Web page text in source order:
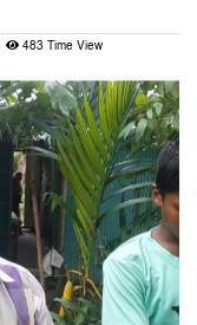
483 Time View